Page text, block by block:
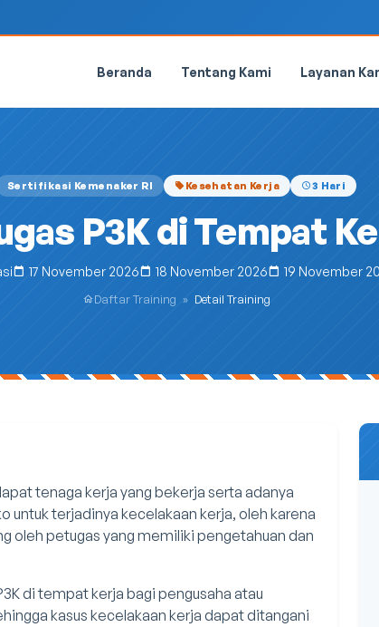
Beranda Tentang Kami Layanan
Sertifikasi Kemenaker RI Kesehatan Kerja 3 Hari
P3K di Tempat
17 November 2026 18 November 2026 19 November
Daftar Training » Detail Training
tenaga kerja yang bekerja serta adanya
untuk terjadinya kecelakaan kerja, oleh karena
oleh petugas yang memiliki pengetahuan dan
di tempat kerja bagi pengusaha atau
kasus kecelakaan kerja dapat ditangani